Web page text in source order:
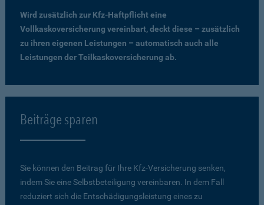
Wird zusätzlich zur Kfz-Haftpflicht eine
Vollkaskoversicherung vereinbart, deckt diese – zusätzlich
zu ihren eigenen Leistungen – automatisch auch alle
Leistungen der Teilkaskoversicherung ab.
Beiträge sparen
Sie können den Beitrag für Ihre Kfz-Versicherung senken,
indem Sie eine Selbstbeteiligung vereinbaren. In dem Fall
reduziert sich die Entschädigungsleistung eines zu